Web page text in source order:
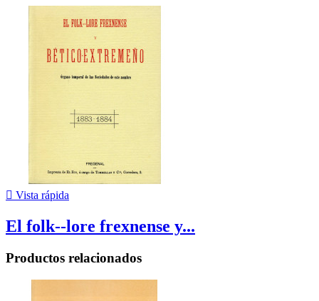
 Vista rápida
El folk--lore frexnense y...
Productos relacionados